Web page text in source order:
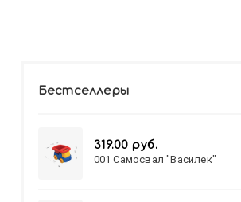
Бестселлеры
319.00 руб.
001 Самосвал "Василек"